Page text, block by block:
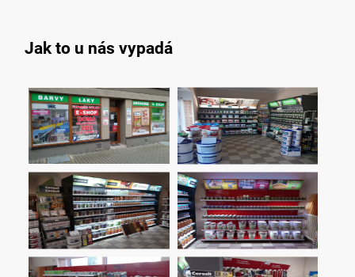
Jak to u nás vypadá